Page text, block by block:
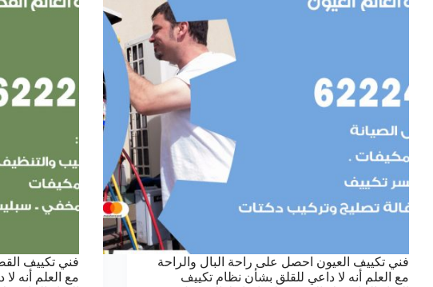
فني تكييف العيون احصل على راحة البال والراحة
مع العلم أنه لا داعي للقلق بشأن نظام تكييف
فني تكييف
مع العلم أنه